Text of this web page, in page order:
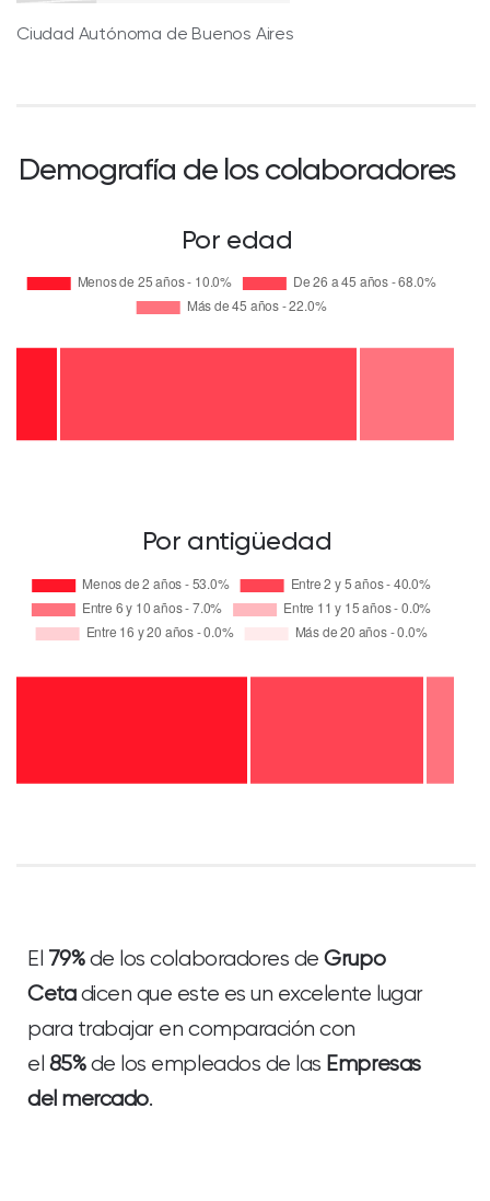
Ciudad Autónoma de Buenos Aires
Demografía de los colaboradores
Por edad
Por antigüedad
El 79%de los colaboradores deGrupo
Cetadicen que este es un excelente lugar
para trabajar en comparación con
el 85%de los empleados de las Empresas
del mercado.